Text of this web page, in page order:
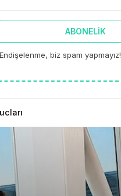
ABONELIK
Endişelenme, biz spam yapmayız!